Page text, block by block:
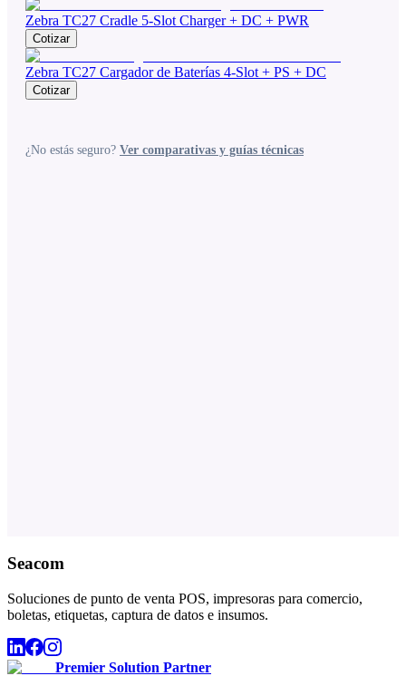
Zebra TC27 Cradle 5-Slot Charger + DC + PWR
Cotizar
Zebra TC27 Cargador de Baterías 4-Slot + PS + DC
Cotizar
¿No estás seguro? Ver comparativas y guías técnicas
Seacom
Soluciones de punto de venta POS, impresoras para comercio,
boletas, etiquetas, captura de datos e insumos.
Premier Solution Partner